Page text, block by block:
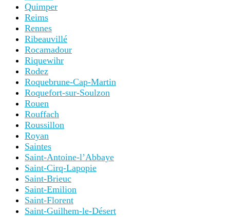
Quimper
Reims
Rennes
Ribeauvillé
Rocamadour
Riquewihr
Rodez
Roquebrune-Cap-Martin
Roquefort-sur-Soulzon
Rouen
Rouffach
Roussillon
Royan
Saintes
Saint-Antoine-l’Abbaye
Saint-Cirq-Lapopie
Saint-Brieuc
Saint-Emilion
Saint-Florent
Saint-Guilhem-le-Désert